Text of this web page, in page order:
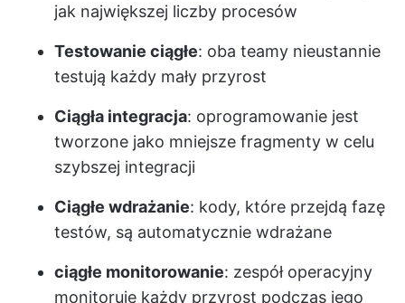
jak największej liczby procesów
Testowanie ciągłe: oba teamy nieustannie
testują każdy mały przyrost
Ciągła integracja: oprogramowanie jest
tworzone jako mniejsze fragmenty w celu
szybszej integracji
Ciągłe wdrażanie: kody, które przejdą fazę
testów, są automatycznie wdrażane
ciągłe monitorowanie: zespół operacyjny
monitoruje każdy przyrost podczas jego